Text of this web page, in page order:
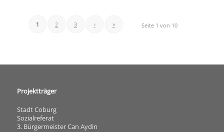
Seite 1 von 10
1 2 3 › »
Projektträger
Stadt Coburg
Sozialreferat
3. Bürgermeister Can Aydin